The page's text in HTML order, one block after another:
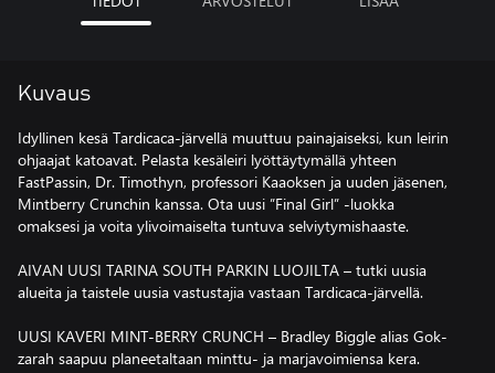
Kuvaus
Idyllinen kesä Tardicaca-järvellä muuttuu painajaiseksi, kun leirin
ohjaajat katoavat. Pelasta kesäleiri lyöttäytymällä yhteen
FastPassin, Dr. Timothyn, professori Kaaoksen ja uuden jäsenen,
Mintberry Crunchin kanssa. Ota uusi ”Final Girl” -luokka
omaksesi ja voita ylivoimaiselta tuntuva selviytymishaaste.
AIVAN UUSI TARINA SOUTH PARKIN LUOJILTA – tutki uusia
alueita ja taistele uusia vastustajia vastaan Tardicaca-järvellä.
UUSI KAVERI MINT-BERRY CRUNCH – Bradley Biggle alias Gok-
zarah saapuu planeetaltaan minttu- ja marjavoimiensa kera.